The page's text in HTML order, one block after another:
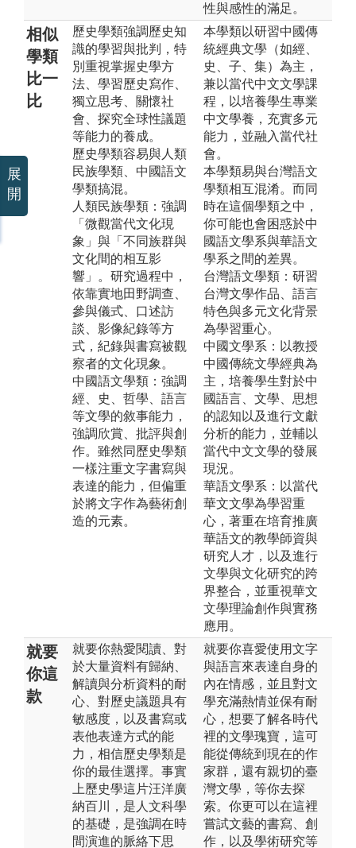
性與感性的滿足。
相似
學類
比一
比
歷史學類強調歷史知
識的學習與批判，特
別重視掌握史學方
法、學習歷史寫作、
獨立思考、關懷社
會、探究全球性議題
等能力的養成。
歷史學類容易與人類
民族學類、中國語文
學類搞混。
人類民族學類：強調
「微觀當代文化現
象」與「不同族群與
文化間的相互影
響」。研究過程中，
依靠實地田野調查、
參與儀式、口述訪
談、影像紀錄等方
式，紀錄與書寫被觀
察者的文化現象。
中國語文學類：強調
經、史、哲學、語言
等文學的敘事能力，
強調欣賞、批評與創
作。雖然同歷史學類
一樣注重文字書寫與
表達的能力，但偏重
於將文字作為藝術創
造的元素。
本學類以研習中國傳
統經典文學（如經、
史、子、集）為主，
兼以當代中文文學課
程，以培養學生專業
中文學養，充實多元
能力，並融入當代社
會。
本學類易與台灣語文
學類相互混淆。而同
時在這個學類之中，
你可能也會困惑於中
國語文學系與華語文
學系之間的差異。
台灣語文學類：研習
台灣文學作品、語言
特色與多元文化背景
為學習重心。
中國文學系：以教授
中國傳統文學經典為
主，培養學生對於中
國語言、文學、思想
的認知以及進行文獻
分析的能力，並輔以
當代中文文學的發展
現況。
華語文學系：以當代
華文文學為學習重
心，著重在培育推廣
華語文的教學師資與
研究人才，以及進行
文學與文化研究的跨
界整合，並重視華文
文學理論創作與實務
應用。
就要
你這
款
就要你熱愛閱讀、對
於大量資料有歸納、
解讀與分析資料的耐
心、對歷史議題具有
敏感度，以及書寫或
表他表達方式的能
力，相信歷史學類是
你的最佳選擇。事實
上歷史學這片汪洋廣
納百川，是人文科學
的基礎，是強調在時
間演進的脈絡下思
就要你喜愛使用文字
與語言來表達自身的
內在情感，並且對文
學充滿熱情並保有耐
心，想要了解各時代
裡的文學瑰寶，這可
能從傳統到現在的作
家群，還有親切的臺
灣文學，等你去探
索。你更可以在這裡
嘗試文藝的書寫、創
作，以及學術研究等
展
開